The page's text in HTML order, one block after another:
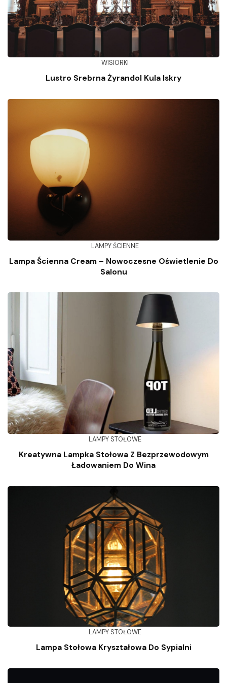
WISIORKI
Lustro Srebrna Żyrandol Kula Iskry
LAMPY ŚCIENNE
Lampa Ścienna Cream – Nowoczesne Oświetlenie Do
Salonu
LAMPY STOŁOWE
Kreatywna Lampka Stołowa Z Bezprzewodowym
Ładowaniem Do Wina
LAMPY STOŁOWE
Lampa Stołowa Kryształowa Do Sypialni